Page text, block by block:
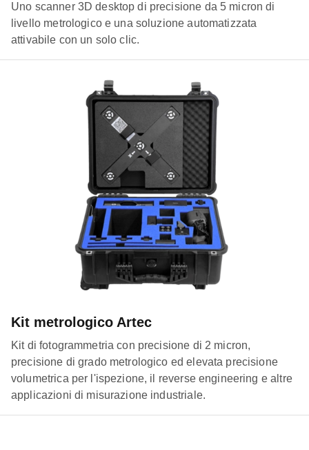
Uno scanner 3D desktop di precisione da 5 micron di
livello metrologico e una soluzione automatizzata
attivabile con un solo clic.
Kit metrologico Artec
Kit di fotogrammetria con precisione di 2 micron,
precisione di grado metrologico ed elevata precisione
volumetrica per l'ispezione, il reverse engineering e altre
applicazioni di misurazione industriale.